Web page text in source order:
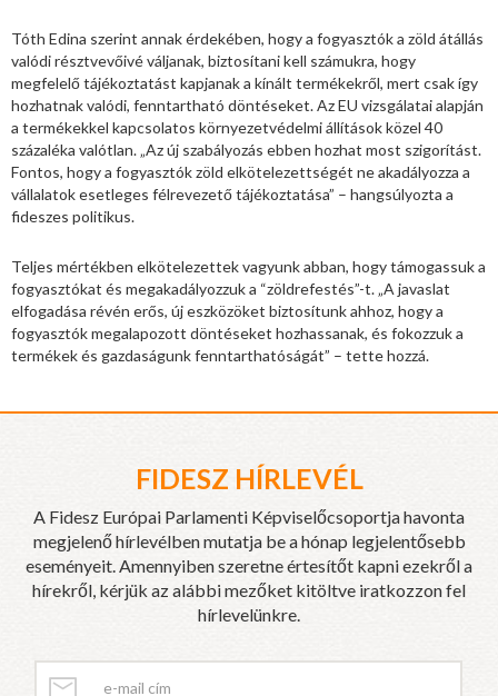
Tóth Edina szerint annak érdekében, hogy a fogyasztók a zöld átállás
valódi résztvevőivé váljanak, biztosítani kell számukra, hogy
megfelelő tájékoztatást kapjanak a kínált termékekről, mert csak így
hozhatnak valódi, fenntartható döntéseket. Az EU vizsgálatai alapján
a termékekkel kapcsolatos környezetvédelmi állítások közel 40
százaléka valótlan. „Az új szabályozás ebben hozhat most szigorítást.
Fontos, hogy a fogyasztók zöld elkötelezettségét ne akadályozza a
vállalatok esetleges félrevezető tájékoztatása” – hangsúlyozta a
fideszes politikus.
Teljes mértékben elkötelezettek vagyunk abban, hogy támogassuk a
fogyasztókat és megakadályozzuk a “zöldrefestés”-t. „A javaslat
elfogadása révén erős, új eszközöket biztosítunk ahhoz, hogy a
fogyasztók megalapozott döntéseket hozhassanak, és fokozzuk a
termékek és gazdaságunk fenntarthatóságát” – tette hozzá.
FIDESZ HÍRLEVÉL
A Fidesz Európai Parlamenti Képviselőcsoportja havonta
megjelenő hírlevélben mutatja be a hónap legjelentősebb
eseményeit. Amennyiben szeretne értesítőt kapni ezekről a
hírekről, kérjük az alábbi mezőket kitöltve iratkozzon fel
hírlevelünkre.